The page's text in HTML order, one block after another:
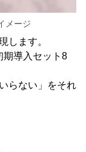
メージ
します。
期導入セット8
らない」をそれ